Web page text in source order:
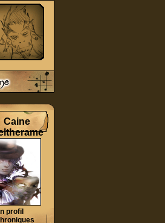
Caine
profil